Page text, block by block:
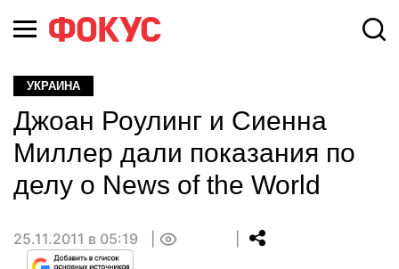
УКРАИНА
Джоан Роулинг и Сиенна
Миллер дали показания по
делу о News of the World
25.11.2011 в 05:19